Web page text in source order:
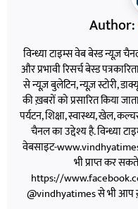
Author:
विन्ध्या टाइम्स वेब बेस्ड न्यूज़
और प्रभावी रिसर्च बेस्ड
से न्यूज़ बुलेटिन, न्यूज़ स्टोरी,
की ख़बरों को प्रसारित किया
पर्यटन, शिक्षा, स्वास्थ्य, खेल,
चैनल का उद्देश्य है. विन्ध्या
वेबसाइट-
भी प्राप्त कर
https://
@vindhyatimes से भी आप